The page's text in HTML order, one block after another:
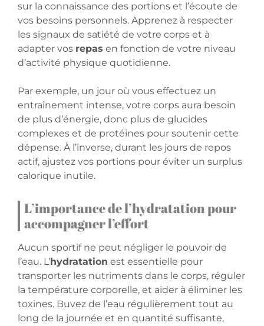
sur la connaissance des portions et l’écoute de
vos besoins personnels. Apprenez à respecter
les signaux de satiété de votre corps et à
adapter vos repas en fonction de votre niveau
d’activité physique quotidienne.
Par exemple, un jour où vous effectuez un
entraînement intense, votre corps aura besoin
de plus d’énergie, donc plus de glucides
complexes et de protéines pour soutenir cette
dépense. À l’inverse, durant les jours de repos
actif, ajustez vos portions pour éviter un surplus
calorique inutile.
L’importance de l’hydratation pour
accompagner l’effort
Aucun sportif ne peut négliger le pouvoir de
l’eau. L’hydratation est essentielle pour
transporter les nutriments dans le corps, réguler
la température corporelle, et aider à éliminer les
toxines. Buvez de l’eau régulièrement tout au
long de la journée et en quantité suffisante,